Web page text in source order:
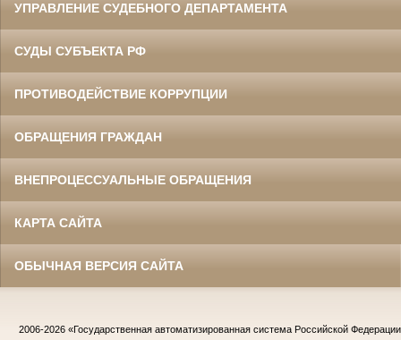
УПРАВЛЕНИЕ СУДЕБНОГО ДЕПАРТАМЕНТА
СУДЫ СУБЪЕКТА РФ
ПРОТИВОДЕЙСТВИЕ КОРРУПЦИИ
ОБРАЩЕНИЯ ГРАЖДАН
ВНЕПРОЦЕССУАЛЬНЫЕ ОБРАЩЕНИЯ
КАРТА САЙТА
ОБЫЧНАЯ ВЕРСИЯ САЙТА
2006-2026 «Государственная автоматизированная система Российской